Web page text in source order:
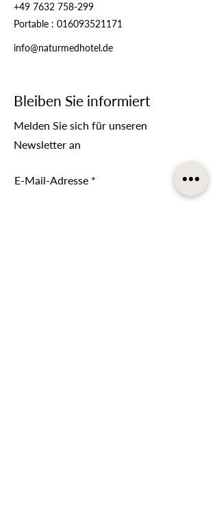
+49 7632 758-299
Portable : 016093521171
info@naturmedhotel.de
Bleiben Sie informiert
Melden Sie sich für unseren
Newsletter an
E-Mail-Adresse